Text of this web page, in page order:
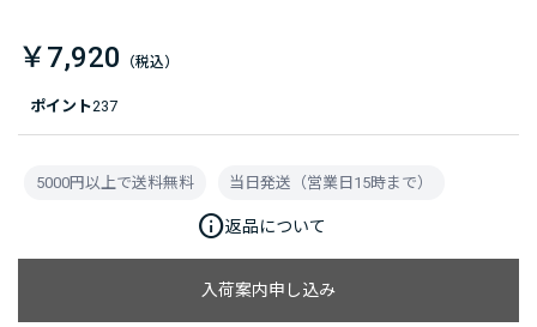
ポイント237
￥7,920
入荷案内申し込み
5000円以上で送料無料 当日発送（営業日15時まで）
info返品について